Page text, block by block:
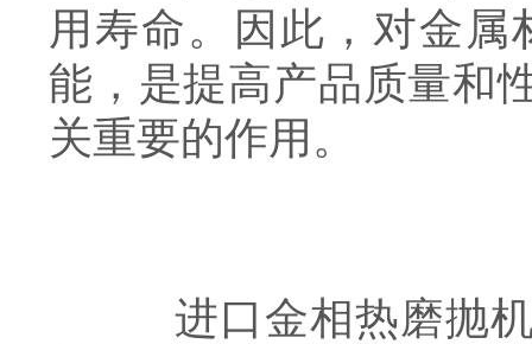
用寿命。因此，对金
能，是提高产品质量和
关重要的作用。
进口金相热磨抛机